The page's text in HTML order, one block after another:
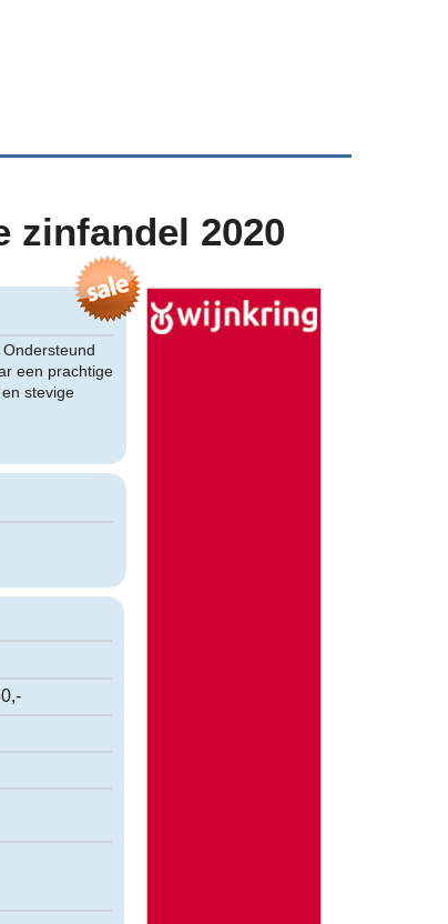
zinfandel 2020
een prachtige
stevige